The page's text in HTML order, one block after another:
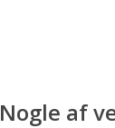
Nogle af